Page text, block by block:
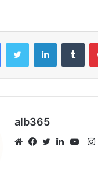
FacebookTwitter LinkedIn
alb365